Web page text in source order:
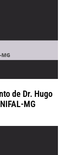
de Dr. Hugo
MG